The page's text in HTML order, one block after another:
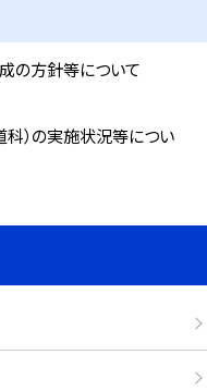
の方針等について
）の実施状況等につい